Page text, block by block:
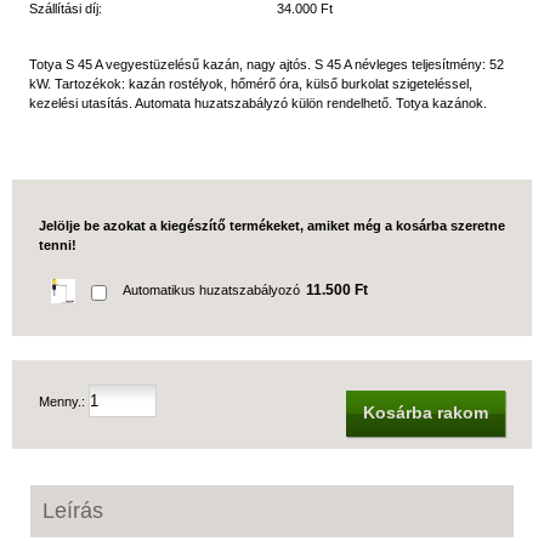
Szállítási díj: 34.000 Ft
Totya S 45 A vegyestüzelésű kazán, nagy ajtós. S 45 A névleges teljesítmény: 52
kW. Tartozékok: kazán rostélyok, hőmérő óra, külső burkolat szigeteléssel,
kezelési utasítás. Automata huzatszabályzó külön rendelhető. Totya kazánok.
Jelölje be azokat a kiegészítő termékeket, amiket még a kosárba szeretne
tenni!
Automatikus huzatszabályozó 11.500 Ft
Menny.:
Kosárba rakom
Leírás